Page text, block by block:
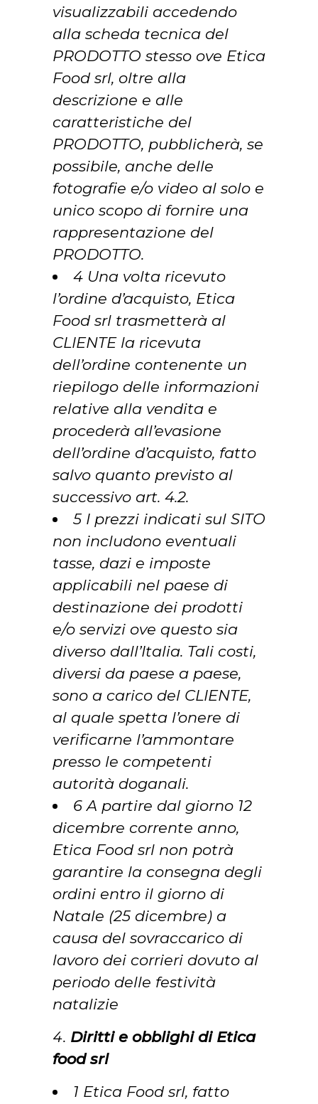
visualizzabili accedendo
alla scheda tecnica del
PRODOTTO stesso ove Etica
Food srl, oltre alla
descrizione e alle
caratteristiche del
PRODOTTO, pubblicherà, se
possibile, anche delle
fotografie e/o video al solo e
unico scopo di fornire una
rappresentazione del
PRODOTTO.
4 Una volta ricevuto
l’ordine d’acquisto, Etica
Food srl trasmetterà al
CLIENTE la ricevuta
dell’ordine contenente un
riepilogo delle informazioni
relative alla vendita e
procederà all’evasione
dell’ordine d’acquisto, fatto
salvo quanto previsto al
successivo art. 4.2.
5 I prezzi indicati sul SITO
non includono eventuali
tasse, dazi e imposte
applicabili nel paese di
destinazione dei prodotti
e/o servizi ove questo sia
diverso dall’Italia. Tali costi,
diversi da paese a paese,
sono a carico del CLIENTE,
al quale spetta l’onere di
verificarne l’ammontare
presso le competenti
autorità doganali.
6 A partire dal giorno 12
dicembre corrente anno,
Etica Food srl non potrà
garantire la consegna degli
ordini entro il giorno di
Natale (25 dicembre) a
causa del sovraccarico di
lavoro dei corrieri dovuto al
periodo delle festività
natalizie
Diritti e obblighi di Etica
food srl
1 Etica Food srl, fatto